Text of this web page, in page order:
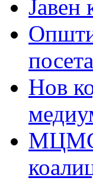
Јавен
Нов
МЦМС